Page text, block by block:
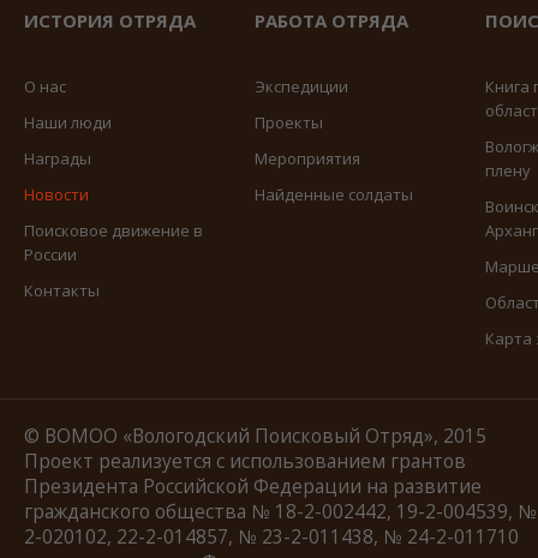
ИСТОРИЯ ОТРЯДА
О нас
Наши люди
Награды
Новости
Поисковое движение в
России
Контакты
РАБОТА ОТРЯДА
Экспедиции
Проекты
Мероприятия
Найденные солдаты
Книга
плену
Карта
© ВОМОО «Вологодский Поисковый Отряд», 2015
Проект реализуется с использованием грантов
Президента Российской Федерации на развитие
гражданского общества № 18-2-002442, 19-2-004539,
2-020102, 22-2-014857, № 23-2-011438, № 24-2-011710